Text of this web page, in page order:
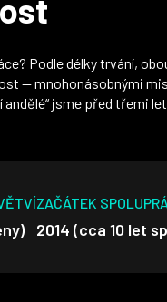
Podle délky trvání,
— mnohonásobnými
jsme před třemi
ZAČÁTEK
2014 (cca 10 let